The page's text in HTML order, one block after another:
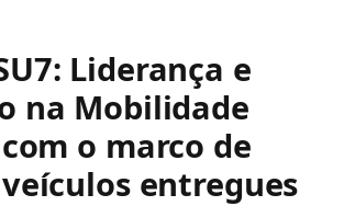
Liderança e
na Mobilidade
o marco de
entregues